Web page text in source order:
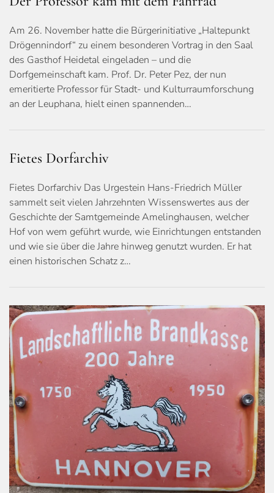
Am 26. November hatte die Bürgerinitiative „Haltepunkt
Drögennindorf“ zu einem besonderen Vortrag in den Saal
des Gasthof Heidetal eingeladen – und die
Dorfgemeinschaft kam. Prof. Dr. Peter Pez, der nun
emeritierte Professor für Stadt- und Kulturraumforschung
an der Leuphana, hielt einen spannenden…
Fietes Dorfarchiv
Fietes Dorfarchiv Das Urgestein Hans-Friedrich Müller
sammelt seit vielen Jahrzehnten Wissenswertes aus der
Geschichte der Samtgemeinde Amelinghausen, welcher
Hof von wem geführt wurde, wie Einrichtungen entstanden
und wie sie über die Jahre hinweg genutzt wurden. Er hat
einen historischen Schatz z…